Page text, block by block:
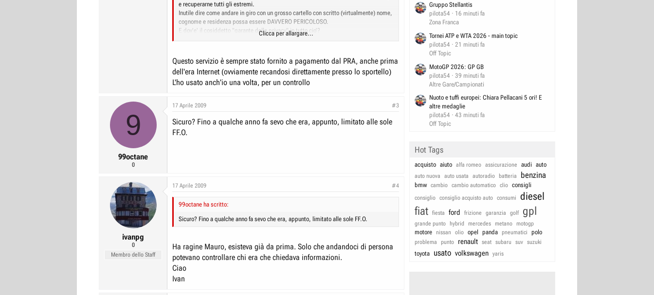
e recuperarne tutti gli estremi.
Inutile dire come andare in giro con un grosso cartello con scritto (virtualmente) nome,
cognome e residenza possa essere DAVVERO PERICOLOSO.
E dov'e' il cosiddetto "garante della privacy" in tutto cio'?
passato completamente sotto silenzio.
Clicca per allargare...
Questo servizio è sempre stato fornito a pagamento dal PRA, anche prima
dell'era Internet (ovviamente recandosi direttamente presso lo sportello)
L'ho usato anch'io una volta, per un controllo
9
99octane
0
17 Aprile 2009 #3
Sicuro? Fino a qualche anno fa sevo che era, appunto, limitato alle sole
FF.O.
ivanpg
0
Membro dello Staff
17 Aprile 2009 #4
99octane ha scritto:
Sicuro? Fino a qualche anno fa sevo che era, appunto, limitato alle sole FF.O.
Ha ragine Mauro, esisteva già da prima. Solo che andandoci di persona
potevano controllare chi era che chiedava informazioni.
Ciao
Ivan
Gruppo Stellantis
pilota54
16 minuti fa
Zona Franca
Tornei ATP e WTA 2026 - main topic
pilota54
21 minuti fa
Off Topic
MotoGP 2026: GP GB
pilota54
39 minuti fa
Altre Gare/Campionati
Nuoto e tuffi europei: Chiara Pellacani 5 ori! E
altre medaglie
pilota54
43 minuti fa
Off Topic
Hot Tags
acquisto aiuto alfa romeo assicurazione audi auto
auto nuova auto usata autoradio batteria benzina
bmw cambio cambio automatico clio consigli
consiglio consiglio acquisto auto consumi diesel
fiat fiesta ford frizione garanzia golf gpl
grande punto hybrid mercedes metano motogp
motore nissan olio opel panda pneumatici polo
problema punto renault seat subaru suv suzuki
toyota usato volkswagen yaris